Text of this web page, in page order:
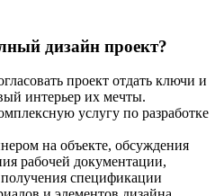
дизайн проект?
проект отдать ключи и
интерьер их мечты.
услугу по разработке
на объекте, обсуждения
рабочей документации,
спецификации